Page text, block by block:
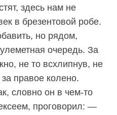
здесь нам не
в брезентовой робе.
но рядом,
очередь. За
не то всхлипнув, не
правое колено.
словно он в чем-то
проговорил: —